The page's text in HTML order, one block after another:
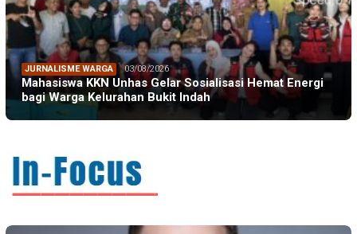
JURNALISME WARGA 03/08/2026
Mahasiswa KKN Unhas Gelar Sosialisasi Hemat Energi
bagi Warga Kelurahan Bukit Indah